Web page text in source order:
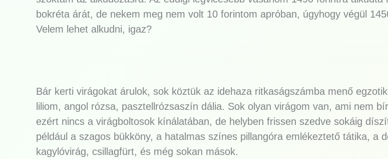
bokréta árát, de nekem meg nem volt 10 forintom apróban, úgyhogy végül
Velem lehet alkudni, igaz?
Bár kerti virágokat árulok, sok köztük az idehaza ritkaságszámba menő
liliom, angol rózsa, pasztellrózsaszín dália. Sok olyan virágom van, ami nem
ezért nincs a virágboltosok kínálatában, de helyben frissen szedve sokáig
például a szagos bükköny, a hatalmas színes pillangóra emlékeztető tátika, a
kagylóvirág, csillagfürt, és még sokan mások.